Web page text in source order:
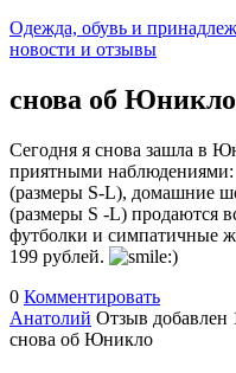
Одежда, обувь и
новости и отзывы
снова об Юникло
Сегодня я снова зашла в
приятными наблюдениями:
(размеры S-L), домашние
(размеры S -L) продаются
футболки и симпатичные
199 рублей.
0 Комментировать
Анатолий Отзыв добавлен
снова об Юникло